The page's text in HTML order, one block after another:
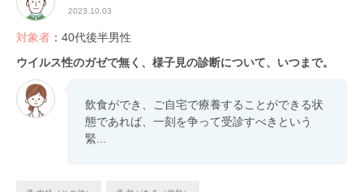
2023.10.03
対象者 ：40代後半男性
ウイルス性のガゼで無く、様子見の診断について、いつまで。
飲食ができ、ご自宅で療養することができる状
態であれば、一刻を争って受診すべきという
緊...